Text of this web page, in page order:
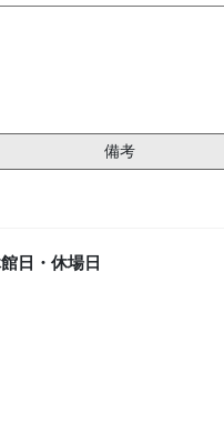
備考
日・休場日